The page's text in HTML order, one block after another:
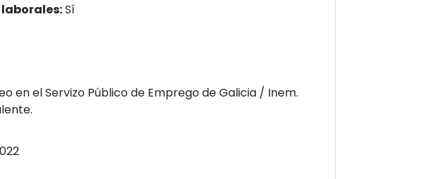
Sí
en el Servizo Público de Emprego de Galicia / Inem.